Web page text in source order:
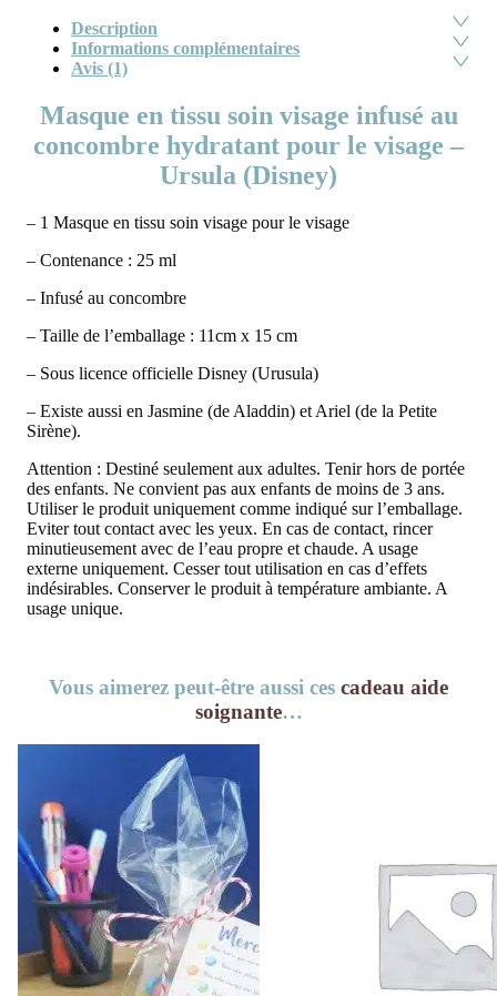
Description
Informations complémentaires
Avis (1)
Masque en tissu soin visage infusé au
concombre hydratant pour le visage –
Ursula (Disney)
– 1 Masque en tissu soin visage pour le visage
– Contenance : 25 ml
– Infusé au concombre
– Taille de l’emballage : 11cm x 15 cm
– Sous licence officielle Disney (Urusula)
– Existe aussi en Jasmine (de Aladdin) et Ariel (de la Petite
Sirène).
Attention : Destiné seulement aux adultes. Tenir hors de portée
des enfants. Ne convient pas aux enfants de moins de 3 ans.
Utiliser le produit uniquement comme indiqué sur l’emballage.
Eviter tout contact avec les yeux. En cas de contact, rincer
minutieusement avec de l’eau propre et chaude. A usage
externe uniquement. Cesser tout utilisation en cas d’effets
indésirables. Conserver le produit à température ambiante. A
usage unique.
Vous aimerez peut-être aussi ces cadeau aide
soignante…